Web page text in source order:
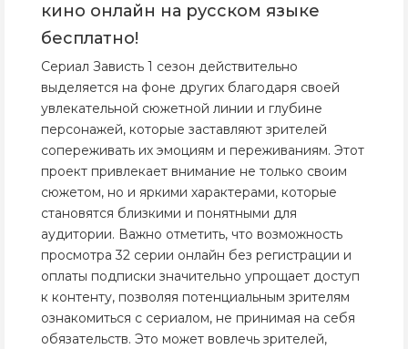
кино онлайн на русском языке
бесплатно!
Сериал Зависть 1 сезон действительно
выделяется на фоне других благодаря своей
увлекательной сюжетной линии и глубине
персонажей, которые заставляют зрителей
сопереживать их эмоциям и переживаниям. Этот
проект привлекает внимание не только своим
сюжетом, но и яркими характерами, которые
становятся близкими и понятными для
аудитории. Важно отметить, что возможность
просмотра 32 серии онлайн без регистрации и
оплаты подписки значительно упрощает доступ
к контенту, позволяя потенциальным зрителям
ознакомиться с сериалом, не принимая на себя
обязательств. Это может вовлечь зрителей,